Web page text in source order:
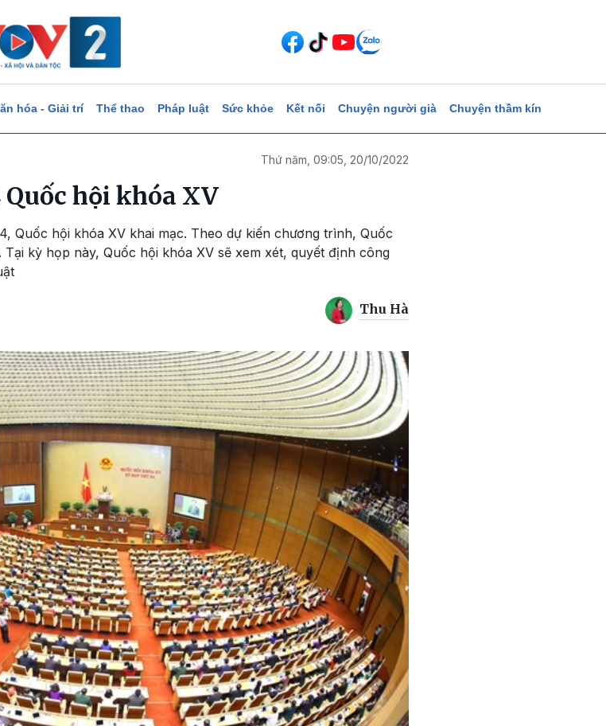
hóa - Giải trí Thể thao Pháp luật Sức khỏe Kết nối Chuyện người già Chuyện thầm kín
Thứ năm, 09:05, 20/10/2022
hội khóa XV
Quốc hội khóa XV khai mạc. Theo dự kiến chương trình, Quốc
kỳ họp này, Quốc hội khóa XV sẽ xem xét, quyết định công
Thu Hà